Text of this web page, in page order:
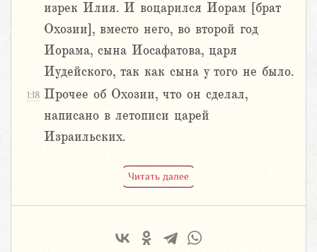
изрек Илия. И воцарился Иорам [брат
Охозии], вместо него, во второй год
Иорама, сына Иосафатова, царя
Иудейского, так как сына у того не было.
1:18 Прочее об Охозии, что он сделал,
написано в летописи царей
Израильских.
Читать далее